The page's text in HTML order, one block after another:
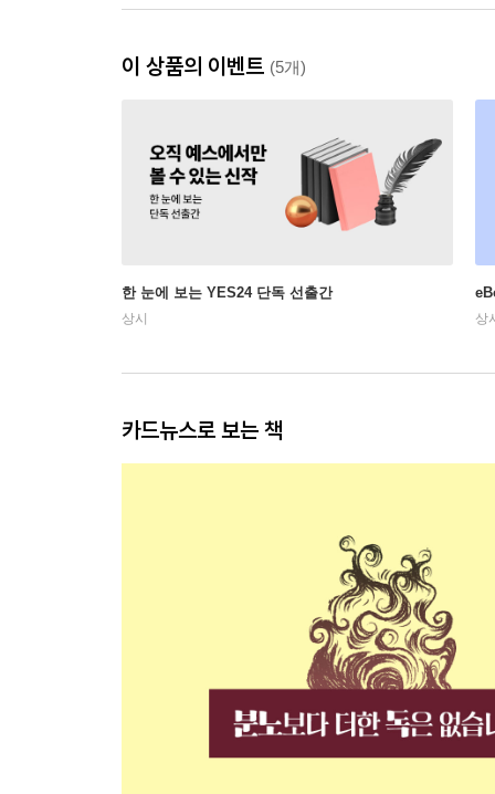
이 상품의 이벤트 (5개)
한 눈에 보는 YES24 단독 선출간
상시 상
카드뉴스로 보는 책